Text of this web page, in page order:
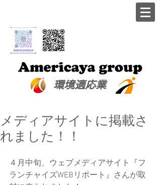
​環境適応業
メディアサイトに掲載さ
れました！！
４月中旬、ウェブメディアサイト『フ
ランチャイズWEBリポート』さんが取